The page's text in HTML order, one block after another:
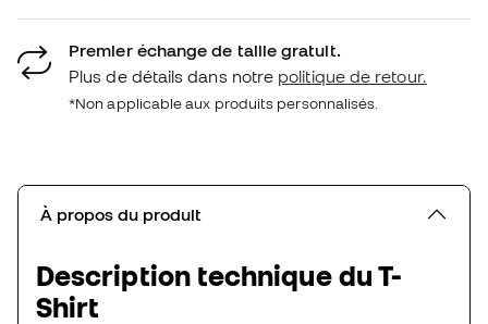
Premier échange de taille gratuit.
Plus de détails dans notre politique de retour.
*Non applicable aux produits personnalisés.
À propos du produit
Description technique du T-
Shirt